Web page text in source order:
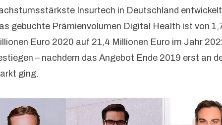
Insurtech in Deutschland
gebuchte Prämienvolumen Digital Health ist von
Euro 2020 auf 21,4 Millionen Euro im Jahr
– nachdem das Angebot Ende 2019 erst an
ging.